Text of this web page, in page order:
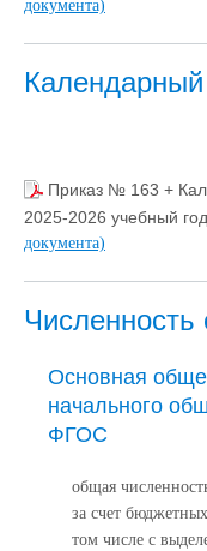
документа)
Приказ № 163 +
2025-2026 учебный год
документа)
Основная
начального
ФГОС
общая
за счет
том числе с